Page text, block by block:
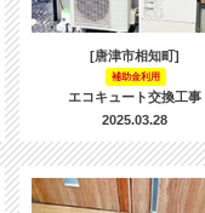
[唐津市相知町]
補助金利用
エコキュート交換工事
2025.03.28